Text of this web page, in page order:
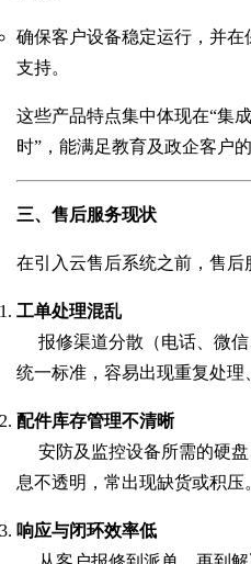
确保客户设备稳定运行，并
支持。
这些产品特点集中体现在“集
时”，能满足教育及政企客户
三、售后服务现状
在引入云售后系统之前，售后
工单处理混乱
报修渠道分散（电话、微信
统一标准，容易出现重复处理
配件库存管理不清晰
安防及监控设备所需的硬盘
息不透明，常出现缺货或积压
响应与闭环效率低